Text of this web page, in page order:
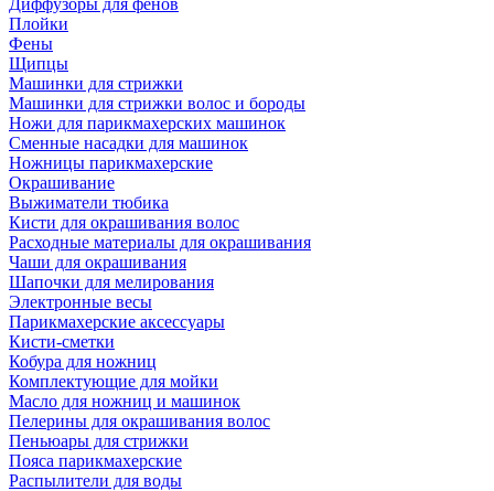
Диффузоры для фенов
Плойки
Фены
Щипцы
Машинки для стрижки
Машинки для стрижки волос и бороды
Ножи для парикмахерских машинок
Сменные насадки для машинок
Ножницы парикмахерские
Окрашивание
Выжиматели тюбика
Кисти для окрашивания волос
Расходные материалы для окрашивания
Чаши для окрашивания
Шапочки для мелирования
Электронные весы
Парикмахерские аксессуары
Кисти-сметки
Кобура для ножниц
Комплектующие для мойки
Масло для ножниц и машинок
Пелерины для окрашивания волос
Пеньюары для стрижки
Пояса парикмахерские
Распылители для воды